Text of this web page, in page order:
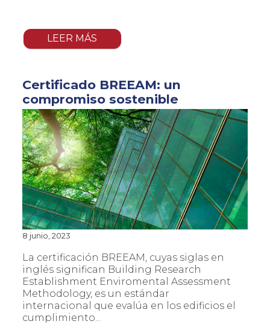
LEER MÁS
Certificado BREEAM: un
compromiso sostenible
8 junio, 2023
La certificación BREEAM, cuyas siglas en
inglés significan Building Research
Establishment Enviromental Assessment
Methodology, es un estándar
internacional que evalúa en los edificios el
cumplimiento...